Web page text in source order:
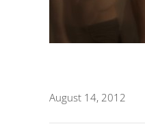
August 14, 2012